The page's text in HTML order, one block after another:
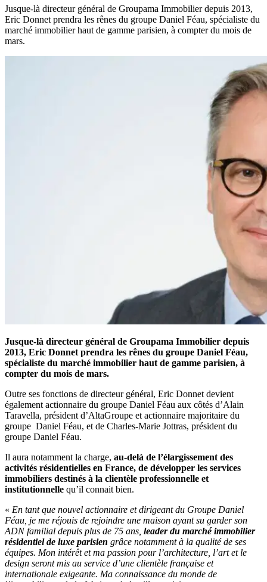
Jusque-là directeur général de Groupama Immobilier depuis 2013,
Eric Donnet prendra les rênes du groupe Daniel Féau, spécialiste du
marché immobilier haut de gamme parisien, à compter du mois de
mars.
Jusque-là directeur général de Groupama Immobilier depuis
2013, Eric Donnet prendra les rênes du groupe Daniel Féau,
spécialiste du marché immobilier haut de gamme parisien, à
compter du mois de mars.
Outre ses fonctions de directeur général, Eric Donnet devient
également actionnaire du groupe Daniel Féau aux côtés d’Alain
Taravella, président d’AltaGroupe et actionnaire majoritaire du
groupe Daniel Féau, et de Charles-Marie Jottras, président du
groupe Daniel Féau.
Il aura notamment la charge, au-delà de l’élargissement des
activités résidentielles en France, de développer les services
immobiliers destinés à la clientèle professionnelle et
institutionnelle qu’il connait bien.
« En tant que nouvel actionnaire et dirigeant du Groupe Daniel
Féau, je me réjouis de rejoindre une maison ayant su garder son
ADN familial depuis plus de 75 ans, leader du marché immobilier
résidentiel de luxe parisien grâce notamment à la qualité de ses
équipes. Mon intérêt et ma passion pour l’architecture, l’art et le
design seront mis au service d’une clientèle française et
internationale exigeante. Ma connaissance du monde de